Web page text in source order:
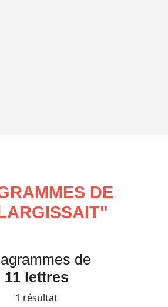
DE
"
de
11 lettres
1 résultat